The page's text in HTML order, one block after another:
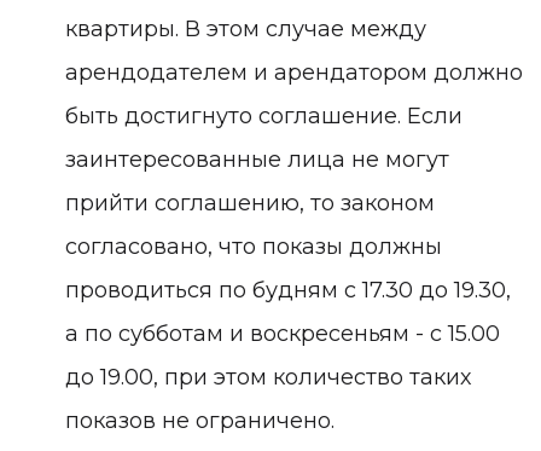
квартиры. В этом случае между
арендодателем и арендатором должно
быть достигнуто соглашение. Если
заинтересованные лица не могут
прийти соглашению, то законом
согласовано, что показы должны
проводиться по будням с 17.30 до 19.30,
а по субботам и воскресеньям - с 15.00
до 19.00, при этом количество таких
показов не ограничено.